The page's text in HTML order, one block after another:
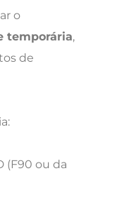
o
temporária,
de
(F90 ou da